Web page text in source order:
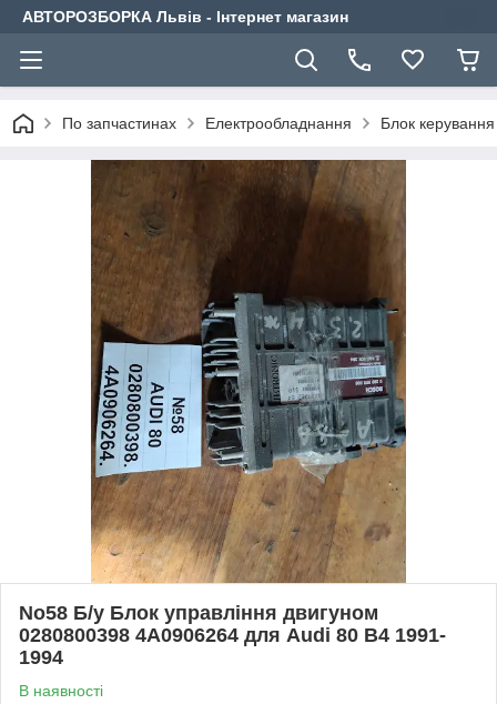
АВТОРОЗБОРКА Львів - Інтернет магазин
По запчастинах Електрообладнання Блок
No58 Б/у Блок управління двигуном
0280800398 4A0906264 для Audi 80 B4 1991-
1994
В наявності